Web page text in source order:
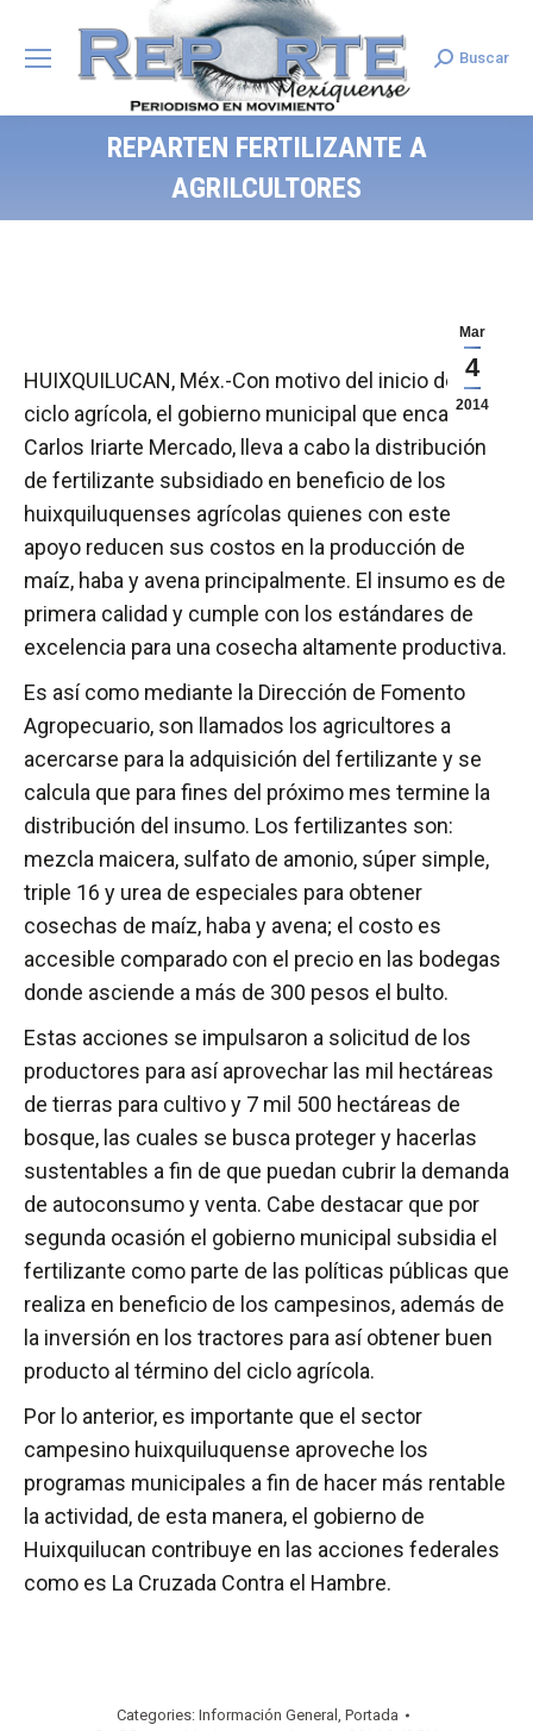
Search:
Buscar
REPARTEN FERTILIZANTE A
AGRILCULTORES
Mar
4
2014
HUIXQUILUCAN, Méx.-Con motivo del inicio del
ciclo agrícola, el gobierno municipal que encabeza
Carlos Iriarte Mercado, lleva a cabo la distribución
de fertilizante subsidiado en beneficio de los
huixquiluquenses agrícolas quienes con este
apoyo reducen sus costos en la producción de
maíz, haba y avena principalmente. El insumo es de
primera calidad y cumple con los estándares de
excelencia para una cosecha altamente productiva.
Es así como mediante la Dirección de Fomento
Agropecuario, son llamados los agricultores a
acercarse para la adquisición del fertilizante y se
calcula que para fines del próximo mes termine la
distribución del insumo. Los fertilizantes son:
mezcla maicera, sulfato de amonio, súper simple,
triple 16 y urea de especiales para obtener
cosechas de maíz, haba y avena; el costo es
accesible comparado con el precio en las bodegas
donde asciende a más de 300 pesos el bulto.
Estas acciones se impulsaron a solicitud de los
productores para así aprovechar las mil hectáreas
de tierras para cultivo y 7 mil 500 hectáreas de
bosque, las cuales se busca proteger y hacerlas
sustentables a fin de que puedan cubrir la demanda
de autoconsumo y venta. Cabe destacar que por
segunda ocasión el gobierno municipal subsidia el
fertilizante como parte de las políticas públicas que
realiza en beneficio de los campesinos, además de
la inversión en los tractores para así obtener buen
producto al término del ciclo agrícola.
Por lo anterior, es importante que el sector
campesino huixquiluquense aproveche los
programas municipales a fin de hacer más rentable
la actividad, de esta manera, el gobierno de
Huixquilucan contribuye en las acciones federales
como es La Cruzada Contra el Hambre.
Categories: Información General , Portada